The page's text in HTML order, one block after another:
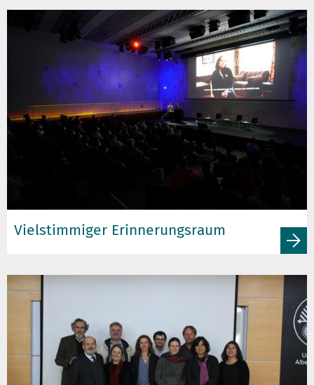
Vielstimmiger Erinnerungsraum